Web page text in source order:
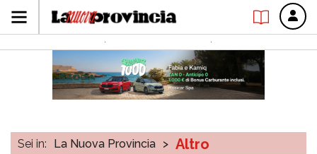
Sei in: La Nuova Provincia > Altro